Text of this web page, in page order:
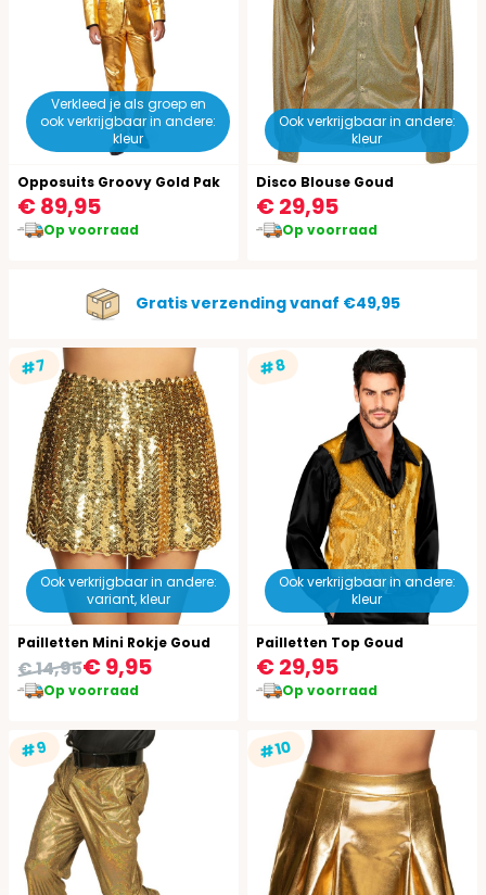
Verkleed je als groep en
ook verkrijgbaar in andere:
kleur
Opposuits Groovy Gold Pak
€ 89,95
Op voorraad
Ook verkrijgbaar in andere:
kleur
Disco Blouse Goud
€ 29,95
Op voorraad
Gratis verzending vanaf €49,95
#7
Ook verkrijgbaar in andere:
variant, kleur
Pailletten Mini Rokje Goud
€ 9,95
€ 14,95
Op voorraad
#8
Ook verkrijgbaar in andere:
kleur
Pailletten Top Goud
€ 29,95
Op voorraad
#9 #10